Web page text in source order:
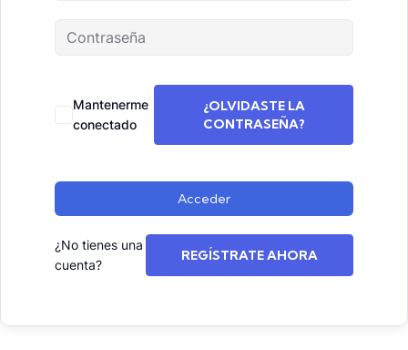
Mantenerme
conectado
¿OLVIDASTE LA
CONTRASEÑA?
Acceder
¿No tienes una
cuenta?
REGÍSTRATE AHORA